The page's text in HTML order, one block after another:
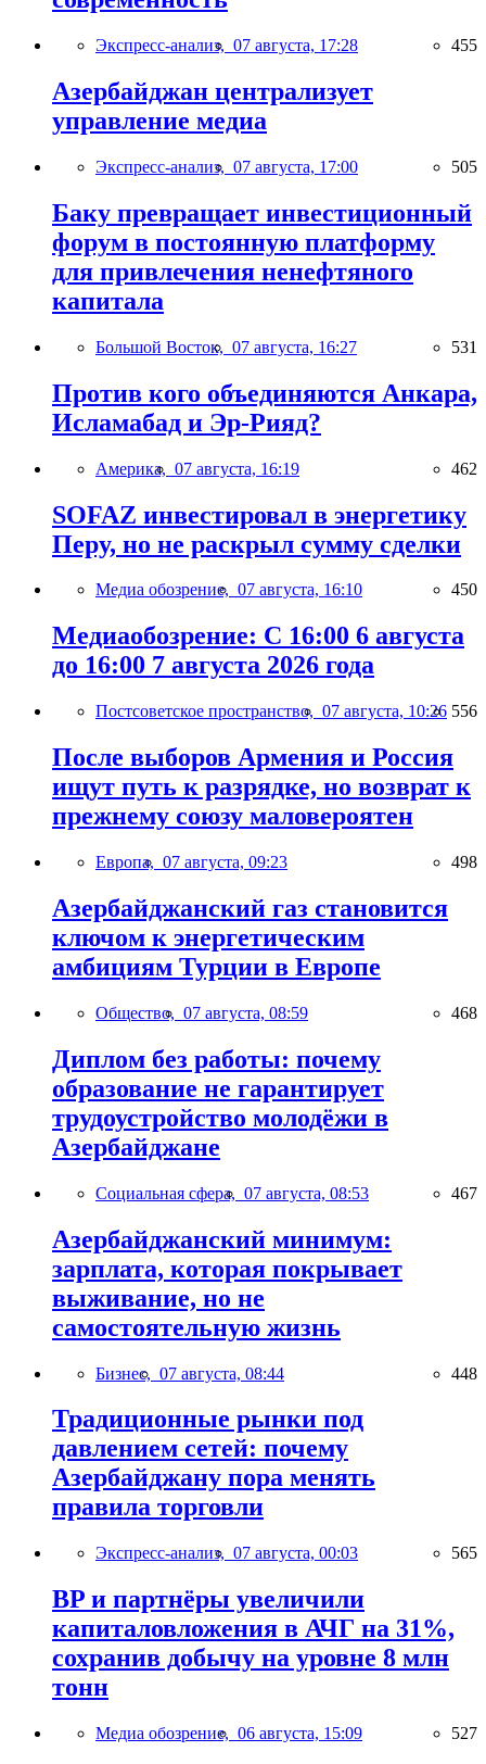
Экспресс-анализ, 07 августа, 17:28 455
Азербайджан централизует
управление медиа
Экспресс-анализ, 07 августа, 17:00 505
Баку превращает инвестиционный
форум в постоянную платформу
для привлечения ненефтяного
капитала
Большой Восток, 07 августа, 16:27 531
Против кого объединяются Анкара,
Исламабад и Эр-Рияд?
Америка, 07 августа, 16:19 462
SOFAZ инвестировал в энергетику
Перу, но не раскрыл сумму сделки
Медиа обозрение, 07 августа, 16:10 450
Медиаобозрение: С 16:00 6 августа
до 16:00 7 августа 2026 года
Постсоветское пространство, 07 августа, 10:26 556
После выборов Армения и Россия
ищут путь к разрядке, но возврат к
прежнему союзу маловероятен
Европа, 07 августа, 09:23 498
Азербайджанский газ становится
ключом к энергетическим
амбициям Турции в Европе
Общество, 07 августа, 08:59 468
Диплом без работы: почему
образование не гарантирует
трудоустройство молодёжи в
Азербайджане
Социальная сфера, 07 августа, 08:53 467
Азербайджанский минимум:
зарплата, которая покрывает
выживание, но не
самостоятельную жизнь
Бизнес, 07 августа, 08:44 448
Традиционные рынки под
давлением сетей: почему
Азербайджану пора менять
правила торговли
Экспресс-анализ, 07 августа, 00:03 565
BP и партнёры увеличили
капиталовложения в АЧГ на 31%,
сохранив добычу на уровне 8 млн
тонн
Медиа обозрение, 06 августа, 15:09 527